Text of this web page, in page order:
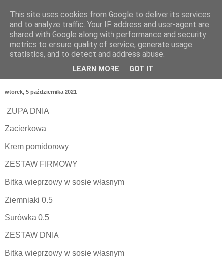
wtorek, 5 października 2021
ZUPA DNIA
Zacierkowa
Krem pomidorowy
ZESTAW FIRMOWY
Bitka wieprzowy w sosie własnym
Ziemniaki 0.5
Surówka 0.5
ZESTAW DNIA
Bitka wieprzowy w sosie własnym
This site uses cookies from Google to deliver its services
and to analyze traffic. Your IP address and user-agent are
shared with Google along with performance and security
metrics to ensure quality of service, generate usage
statistics, and to detect and address abuse.
LEARN MORE GOT IT